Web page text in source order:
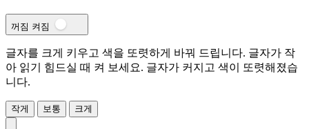
꺼짐 켜짐
글자를 크게 키우고 색을 또렷하게 바꿔 드립니다. 글자가 작
아 읽기 힘드실 때 켜 보세요. 글자가 커지고 색이 또렷해졌습
니다.
작게 보통 크게